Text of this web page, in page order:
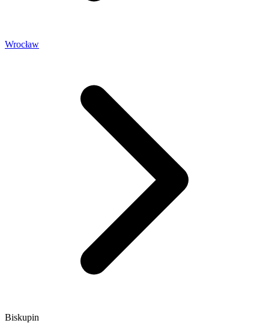
Wrocław
Biskupin